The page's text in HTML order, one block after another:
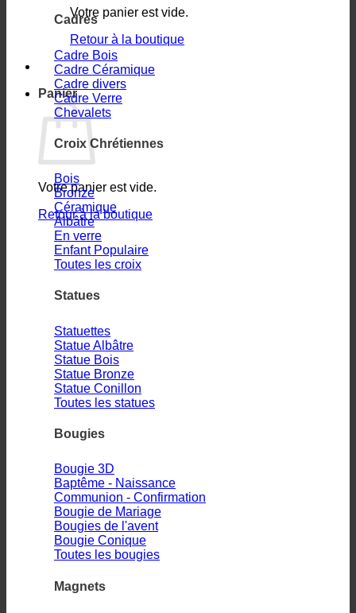
Votre panier est vide.
Retour à la boutique
Panier
Votre panier est vide.
Retour à la boutique
Cadres
Cadre Bois
Cadre Céramique
Cadre divers
Cadre Verre
Chevalets
Croix Chrétiennes
Bois
Bronze
Céramique
Albâtre
En verre
Enfant
Toutes les croix
Statues
Statuettes
Statue Albâtre
Statue Bois
Statue Bronze
Statue Conillon
Toutes les statues
Bougies
Bougie 3D
Baptême - Naissance
Communion - Confirmation
Bougie de Mariage
Bougies de l'avent
Bougie Conique
Toutes les bougies
Magnets